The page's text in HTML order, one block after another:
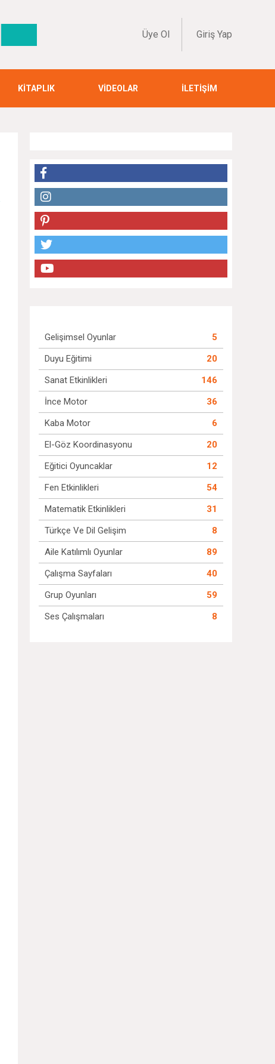
Üye Ol Giriş Yap
KİTAPLIK VİDEOLAR İLETİŞİM
Gelişimsel Oyunlar
5
Duyu Eğitimi
20
Sanat Etkinlikleri
146
İnce Motor
36
Kaba Motor
6
El-Göz Koordinasyonu
20
Eğitici Oyuncaklar
12
Fen Etkinlikleri
54
Matematik Etkinlikleri
31
Türkçe Ve Dil Gelişim
8
Aile Katılımlı Oyunlar
89
Çalışma Sayfaları
40
Grup Oyunları
59
Ses Çalışmaları
8